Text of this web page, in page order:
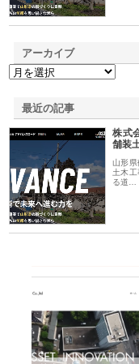
アーカイブ
最近の記事
株式
舗装
山形県
土木
る道…